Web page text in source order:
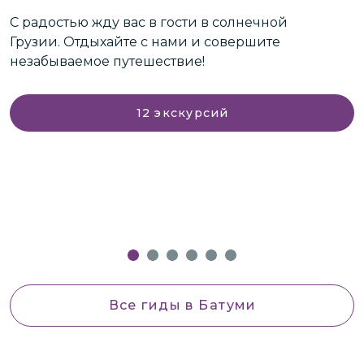
С радостью жду вас в гости в солнечной
Грузии. Отдыхайте с нами и совершите
незабываемое путешествие!
12 экскурсий
Все гиды в Батуми